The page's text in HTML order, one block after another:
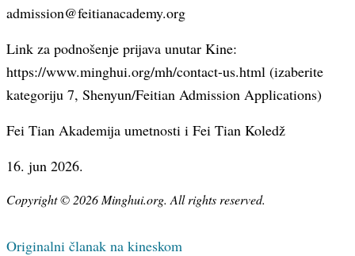
admission@feitianacademy.org
Link za podnošenje prijava unutar Kine:
https://www.minghui.org/mh/contact-us.html (izaberite
kategoriju 7, Shenyun/Feitian Admission Applications)
Fei Tian Akademija umetnosti i Fei Tian Koledž
16. jun 2026.
Copyright © 2026 Minghui.org. All rights reserved.
Originalni članak na kineskom